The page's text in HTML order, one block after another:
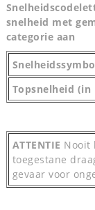
snelheid met
categorie aan
Topsnelheid
ATTENTIE Nooit
toegestane
gevaar voor